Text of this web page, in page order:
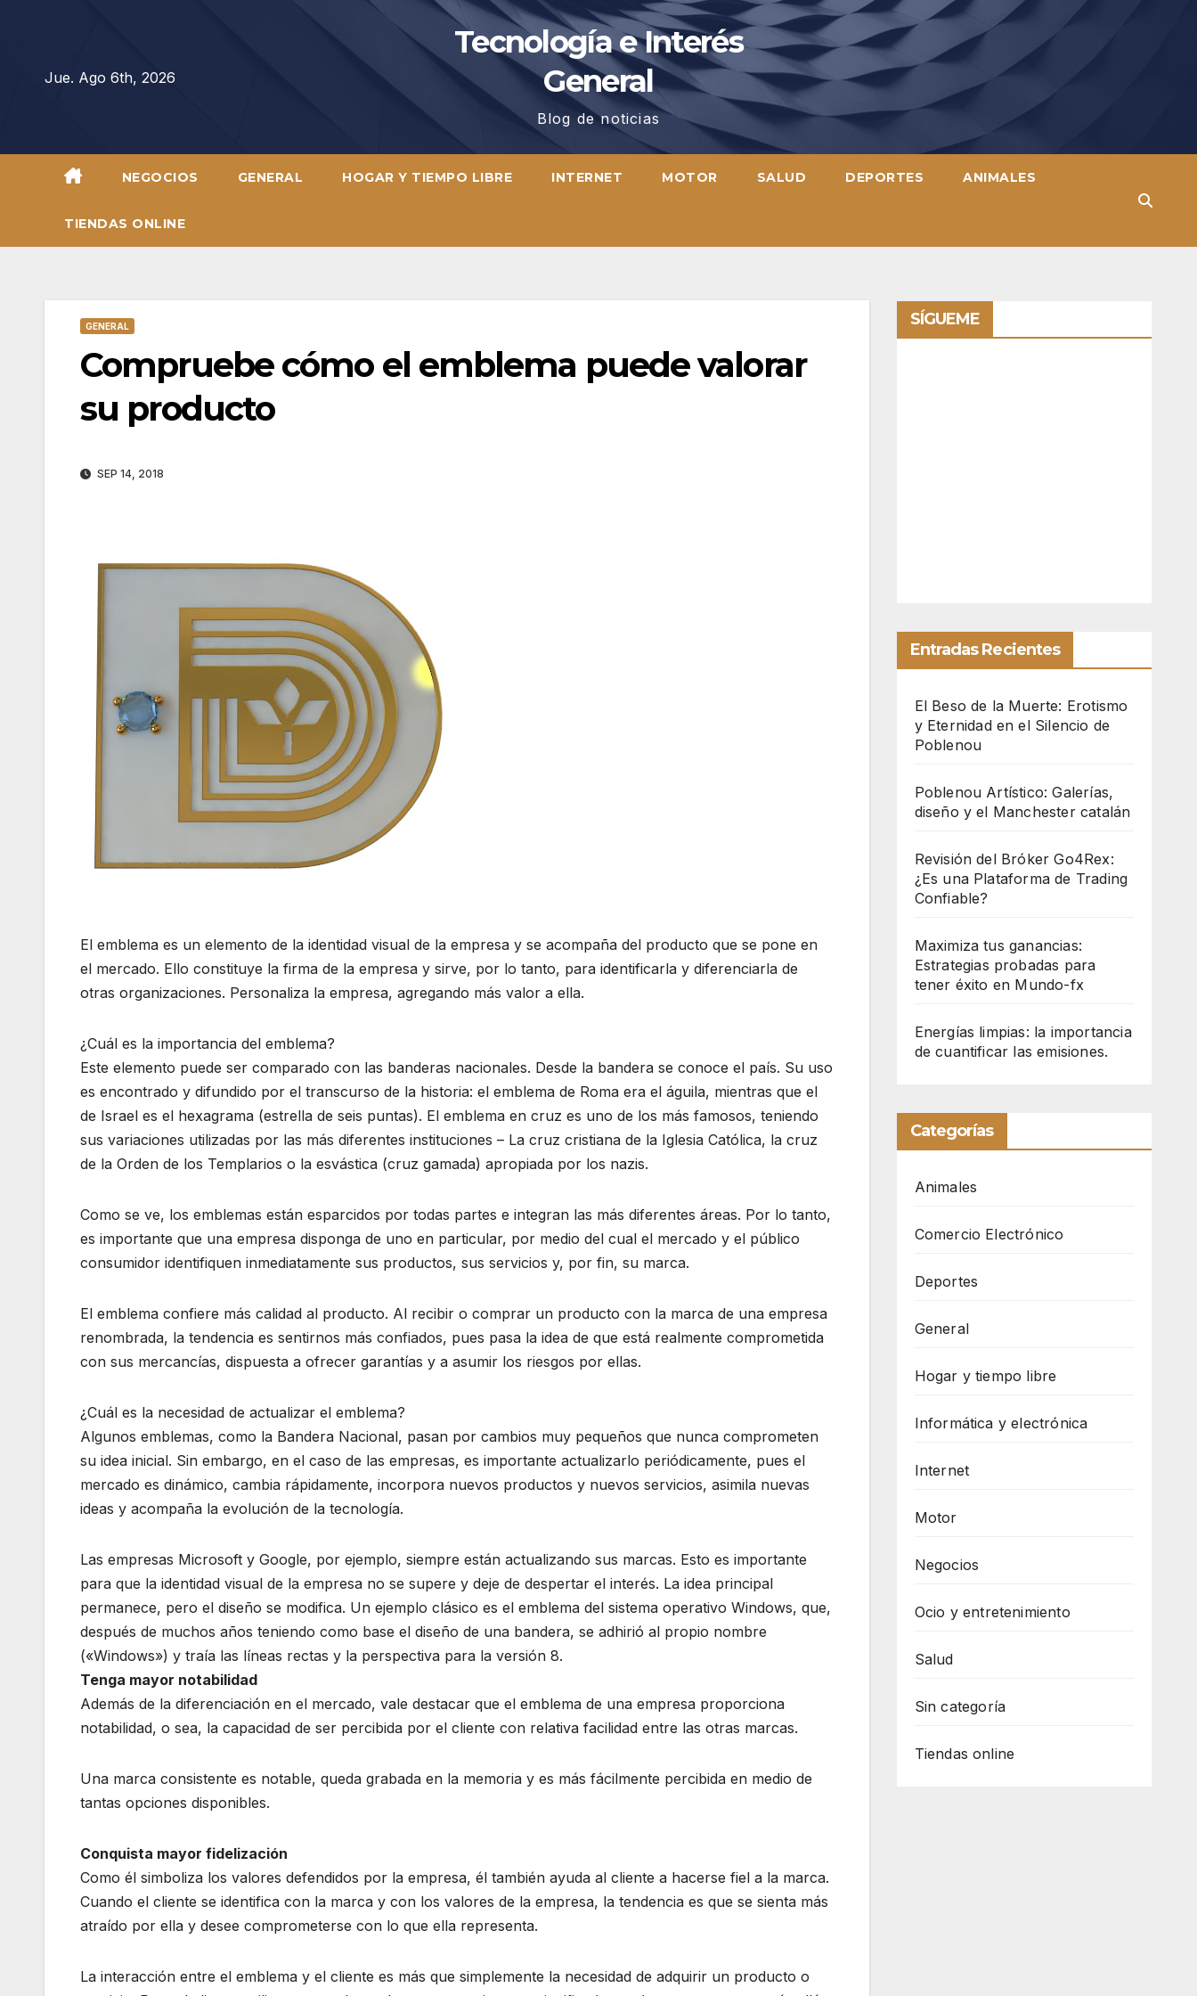
Jue. Ago 6th, 2026
Tecnología e Interés
General
Blog de noticias
NEGOCIOS GENERAL HOGAR Y TIEMPO LIBRE INTERNET MOTOR SALUD DEPORTES ANIMALES
TIENDAS ONLINE
GENERAL
Compruebe cómo el emblema puede valorar
su producto
SEP 14, 2018
El emblema es un elemento de la identidad visual de la empresa y se acompaña del producto que se pone en
el mercado. Ello constituye la firma de la empresa y sirve, por lo tanto, para identificarla y diferenciarla de
otras organizaciones. Personaliza la empresa, agregando más valor a ella.
¿Cuál es la importancia del emblema?
Este elemento puede ser comparado con las banderas nacionales. Desde la bandera se conoce el país. Su uso
es encontrado y difundido por el transcurso de la historia: el emblema de Roma era el águila, mientras que el
de Israel es el hexagrama (estrella de seis puntas). El emblema en cruz es uno de los más famosos, teniendo
sus variaciones utilizadas por las más diferentes instituciones – La cruz cristiana de la Iglesia Católica, la cruz
de la Orden de los Templarios o la esvástica (cruz gamada) apropiada por los nazis.
Como se ve, los emblemas están esparcidos por todas partes e integran las más diferentes áreas. Por lo tanto,
es importante que una empresa disponga de uno en particular, por medio del cual el mercado y el público
consumidor identifiquen inmediatamente sus productos, sus servicios y, por fin, su marca.
El emblema confiere más calidad al producto. Al recibir o comprar un producto con la marca de una empresa
renombrada, la tendencia es sentirnos más confiados, pues pasa la idea de que está realmente comprometida
con sus mercancías, dispuesta a ofrecer garantías y a asumir los riesgos por ellas.
¿Cuál es la necesidad de actualizar el emblema?
Algunos emblemas, como la Bandera Nacional, pasan por cambios muy pequeños que nunca comprometen
su idea inicial. Sin embargo, en el caso de las empresas, es importante actualizarlo periódicamente, pues el
mercado es dinámico, cambia rápidamente, incorpora nuevos productos y nuevos servicios, asimila nuevas
ideas y acompaña la evolución de la tecnología.
Las empresas Microsoft y Google, por ejemplo, siempre están actualizando sus marcas. Esto es importante
para que la identidad visual de la empresa no se supere y deje de despertar el interés. La idea principal
permanece, pero el diseño se modifica. Un ejemplo clásico es el emblema del sistema operativo Windows, que,
después de muchos años teniendo como base el diseño de una bandera, se adhirió al propio nombre
(«Windows») y traía las líneas rectas y la perspectiva para la versión 8.
Tenga mayor notabilidad
Además de la diferenciación en el mercado, vale destacar que el emblema de una empresa proporciona
notabilidad, o sea, la capacidad de ser percibida por el cliente con relativa facilidad entre las otras marcas.
Una marca consistente es notable, queda grabada en la memoria y es más fácilmente percibida en medio de
tantas opciones disponibles.
Conquista mayor fidelización
Como él simboliza los valores defendidos por la empresa, él también ayuda al cliente a hacerse fiel a la marca.
Cuando el cliente se identifica con la marca y con los valores de la empresa, la tendencia es que se sienta más
atraído por ella y desee comprometerse con lo que ella representa.
La interacción entre el emblema y el cliente es más que simplemente la necesidad de adquirir un producto o
SÍGUEME
Entradas Recientes
El Beso de la Muerte: Erotismo
y Eternidad en el Silencio de
Poblenou
Poblenou Artístico: Galerías,
diseño y el Manchester catalán
Revisión del Bróker Go4Rex:
¿Es una Plataforma de Trading
Confiable?
Maximiza tus ganancias:
Estrategias probadas para
tener éxito en Mundo-fx
Energías limpias: la importancia
de cuantificar las emisiones.
Categorías
Animales
Comercio Electrónico
Deportes
General
Hogar y tiempo libre
Informática y electrónica
Internet
Motor
Negocios
Ocio y entretenimiento
Salud
Sin categoría
Tiendas online